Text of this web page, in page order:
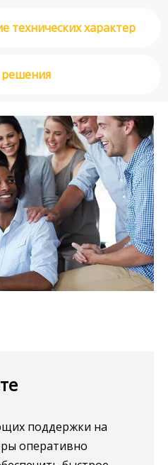
технических характеристик
поддержки на
оперативно